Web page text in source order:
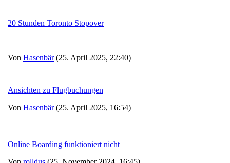
20 Stunden Toronto Stopover
Von Hasenbär(25. April 2025, 22:40)
Ansichten zu Flugbuchungen
Von Hasenbär(25. April 2025, 16:54)
Online Boarding funktioniert nicht